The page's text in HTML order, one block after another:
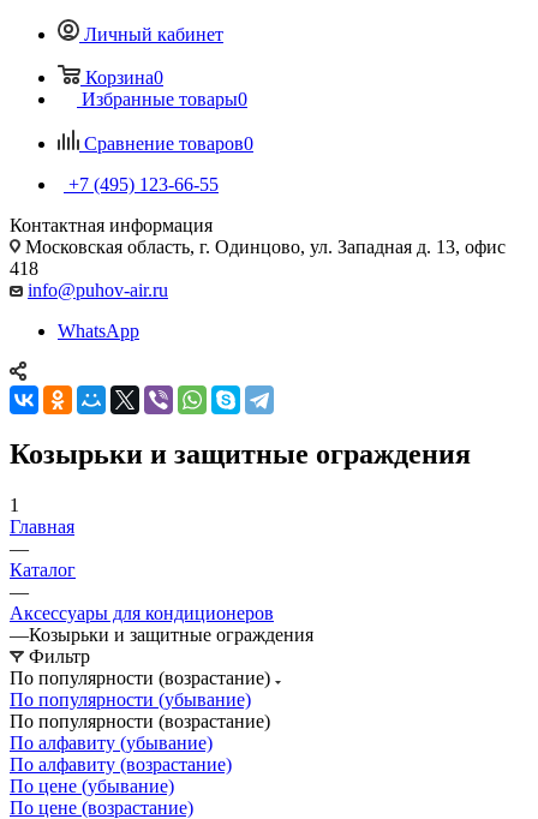
Личный кабинет
Корзина0
Избранные товары0
Сравнение товаров0
+7 (495) 123-66-55
Контактная информация
Московская область, г. Одинцово, ул. Западная д. 13, офис
418
info@puhov-air.ru
WhatsApp
Козырьки и защитные ограждения
1
Главная
—
Каталог
—
Аксессуары для кондиционеров
—Козырьки и защитные ограждения
Фильтр
По популярности (возрастание)
По популярности (убывание)
По популярности (возрастание)
По алфавиту (убывание)
По алфавиту (возрастание)
По цене (убывание)
По цене (возрастание)